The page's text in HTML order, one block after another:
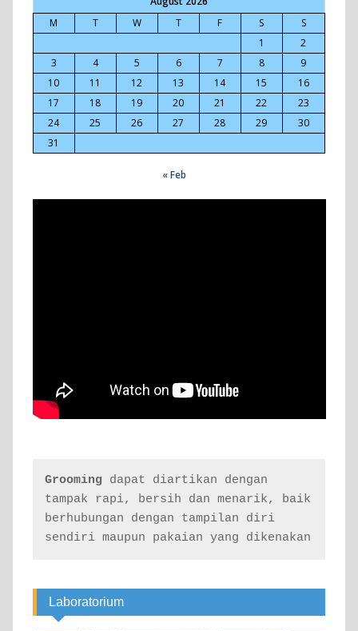
M
T W T F S
S
1
2
3
4 5 6 7 8
9
10
11 12 13 14 15
16
17
18 19 20 21 22
23
24
25 26 27 28 29
30
31
« Feb
Grooming dapat diartikan dengan
tampak rapi, bersih dan menarik, baik
berhubungan dengan tampilan diri
sendiri maupun pakaian yang dikenakan
Laboratorium